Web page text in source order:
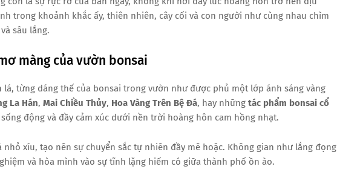
trong khoảnh khắc ấy, thiên nhiên, cây cối và con người như cùng nhau chìm
sâu lắng.
màng của vườn bonsai
từng dáng thế của bonsai trong vườn như được phủ một lớp ánh sáng vàng
La Hán, Mai Chiều Thủy, Hoa Vàng Trên Bệ Đá, hay những tác phẩm bonsai cổ
động và đầy cảm xúc dưới nền trời hoàng hôn cam hồng nhạt.
xíu, tạo nên sự chuyển sắc tự nhiên đầy mê hoặc. Không gian như lắng đọng
và hòa mình vào sự tĩnh lặng hiếm có giữa thành phố ồn ào.